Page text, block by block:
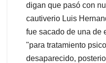
digan que pasó con
cautiverio Luis
fue sacado de una de
"para tratamiento
desaparecido,